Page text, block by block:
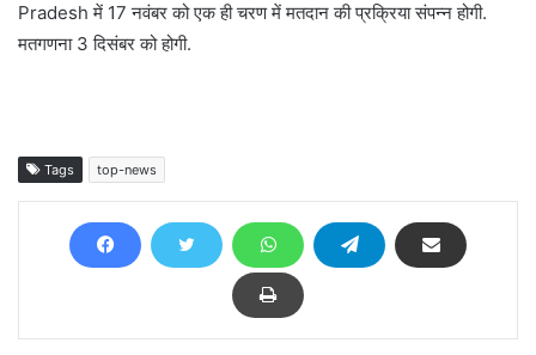
Pradesh में 17 नवंबर को एक ही चरण में मतदान की प्रक्रिया संपन्न होगी.
मतगणना 3 दिसंबर को होगी.
Tags top-news